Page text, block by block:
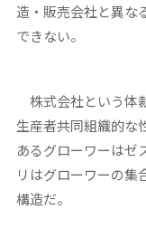
造・販売会社と異な
できない。
株式会社という体
生産者共同組織的な
あるグローワーはゼ
リはグローワーの集
構造だ。